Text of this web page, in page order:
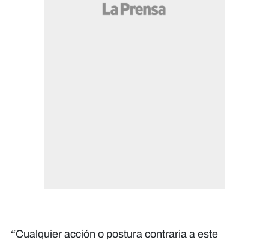
“Cualquier acción o postura contraria a este